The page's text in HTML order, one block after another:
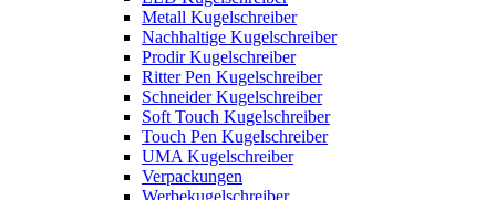
Metall Kugelschreiber
Nachhaltige Kugelschreiber
Prodir Kugelschreiber
Ritter Pen Kugelschreiber
Schneider Kugelschreiber
Soft Touch Kugelschreiber
Touch Pen Kugelschreiber
UMA Kugelschreiber
Verpackungen